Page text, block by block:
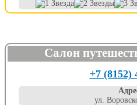
Салон
+7 (8152)
ул.